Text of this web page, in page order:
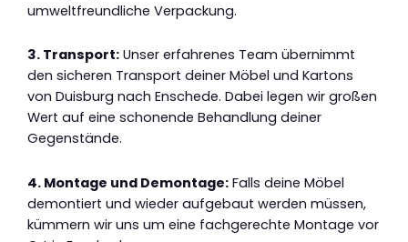
umweltfreundliche Verpackung.
3. Transport: Unser erfahrenes Team übernimmt
den sicheren Transport deiner Möbel und Kartons
von Duisburg nach Enschede. Dabei legen wir großen
Wert auf eine schonende Behandlung deiner
Gegenstände.
4. Montage und Demontage: Falls deine Möbel
demontiert und wieder aufgebaut werden müssen,
kümmern wir uns um eine fachgerechte Montage vor